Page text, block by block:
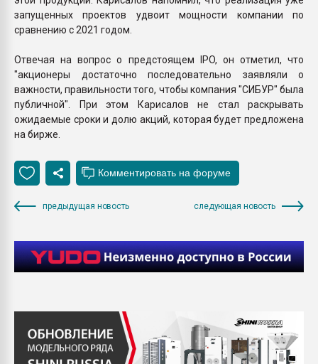
запущенных проектов удвоит мощности компании по
сравнению с 2021 годом.
Отвечая на вопрос о предстоящем IPO, он отметил, что
"акционеры достаточно последовательно заявляли о
важности, правильности того, чтобы компания "СИБУР" была
публичной". При этом Карисалов не стал раскрывать
ожидаемые сроки и долю акций, которая будет предложена
на бирже.
предыдущая новость следующая новость